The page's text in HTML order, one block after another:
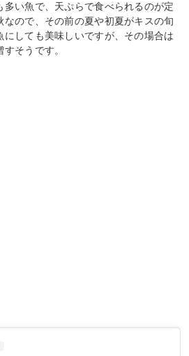
多い魚で、天ぷらで食べられるのが定
ので、その前の夏や初夏がキスの旬
にしても美味しいですが、その場合は
そうです。